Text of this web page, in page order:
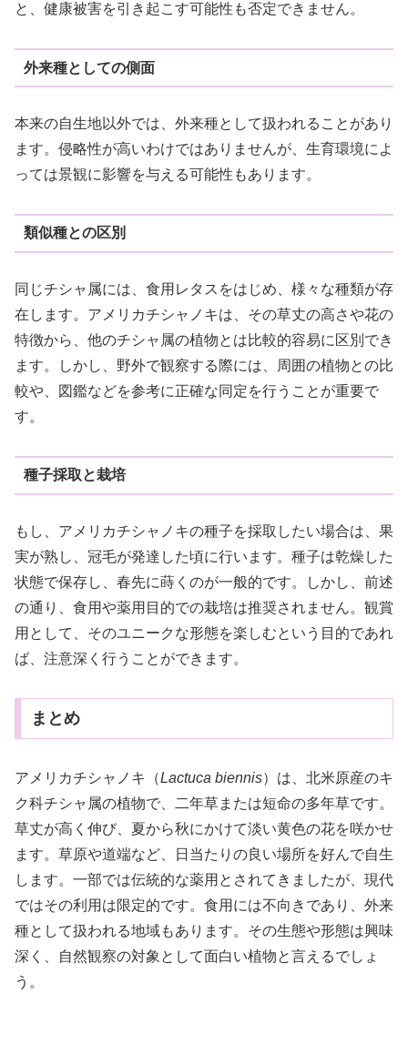
と、健康被害を引き起こす可能性も否定できません。
外来種としての側面
本来の自生地以外では、外来種として扱われることがあり
ます。侵略性が高いわけではありませんが、生育環境によ
っては景観に影響を与える可能性もあります。
類似種との区別
同じチシャ属には、食用レタスをはじめ、様々な種類が存
在します。アメリカチシャノキは、その草丈の高さや花の
特徴から、他のチシャ属の植物とは比較的容易に区別でき
ます。しかし、野外で観察する際には、周囲の植物との比
較や、図鑑などを参考に正確な同定を行うことが重要で
す。
種子採取と栽培
もし、アメリカチシャノキの種子を採取したい場合は、果
実が熟し、冠毛が発達した頃に行います。種子は乾燥した
状態で保存し、春先に蒔くのが一般的です。しかし、前述
の通り、食用や薬用目的での栽培は推奨されません。観賞
用として、そのユニークな形態を楽しむという目的であれ
ば、注意深く行うことができます。
まとめ
アメリカチシャノキ（Lactuca biennis）は、北米原産のキ
ク科チシャ属の植物で、二年草または短命の多年草です。
草丈が高く伸び、夏から秋にかけて淡い黄色の花を咲かせ
ます。草原や道端など、日当たりの良い場所を好んで自生
します。一部では伝統的な薬用とされてきましたが、現代
ではその利用は限定的です。食用には不向きであり、外来
種として扱われる地域もあります。その生態や形態は興味
深く、自然観察の対象として面白い植物と言えるでしょ
う。